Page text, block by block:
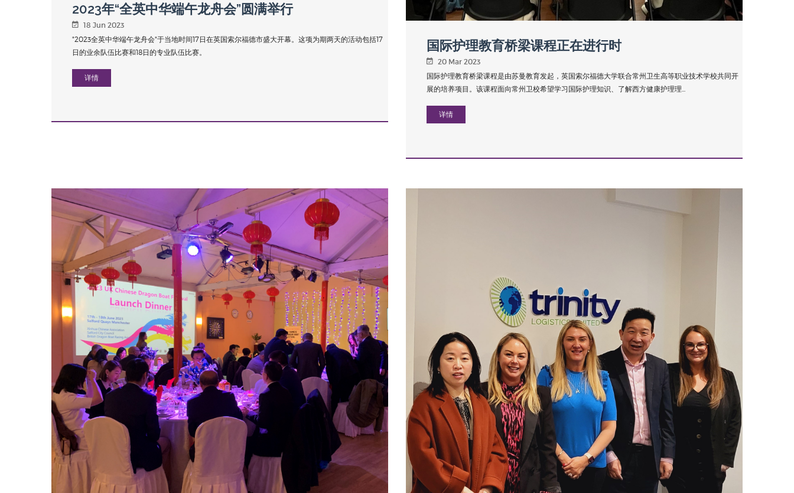
2023年“全英中华端午龙舟会”圆满举行
18 Jun 2023
"2023全英中华端午龙舟会"于当地时间17日在英国索尔福德市盛大开幕。这项为期两天的活动包括17
日的业余队伍比赛和18日的专业队伍比赛。
详情
国际护理教育桥梁课程正在进行时
20 Mar 2023
国际护理教育桥梁课程是由苏曼教育发起，英国索尔福德大学联合常州卫生高等职业技术学校共同开
展的培养项目。该课程面向常州卫校希望学习国际护理知识、了解西方健康护理理...
详情